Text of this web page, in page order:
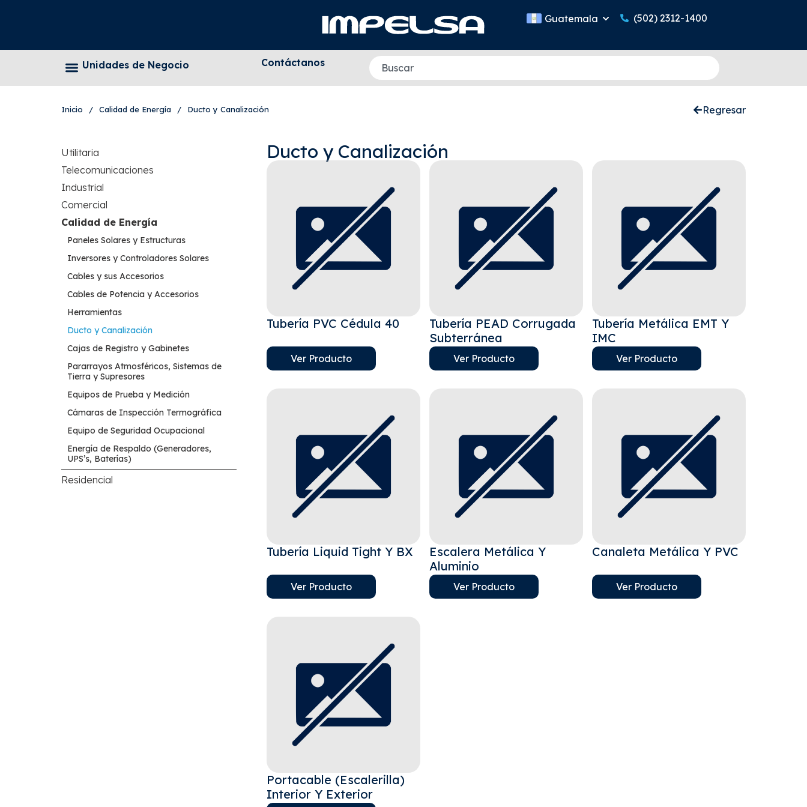
Guatemala (502) 2312-1400
Unidades de Negocio Contáctanos
Inicio / Calidad de Energía / Ducto y Canalización Regresar
Utilitaria
Telecomunicaciones
Industrial
Comercial
Calidad de Energía
Paneles Solares y Estructuras
Inversores y Controladores Solares
Cables y sus Accesorios
Cables de Potencia y Accesorios
Herramientas
Ducto y Canalización
Cajas de Registro y Gabinetes
Pararrayos Atmosféricos, Sistemas de
Tierra y Supresores
Equipos de Prueba y Medición
Cámaras de Inspección Termográfica
Equipo de Seguridad Ocupacional
Energía de Respaldo (Generadores,
UPS’s, Baterías)
Residencial
Ducto y Canalización
Tubería PVC Cédula 40
Ver Producto
Tubería PEAD Corrugada
Subterránea
Ver Producto
Tubería Metálica EMT Y
IMC
Ver Producto
Tubería Liquid Tight Y BX
Ver Producto
Escalera Metálica Y
Aluminio
Ver Producto
Canaleta Metálica Y PVC
Ver Producto
Portacable (Escalerilla)
Interior Y Exterior